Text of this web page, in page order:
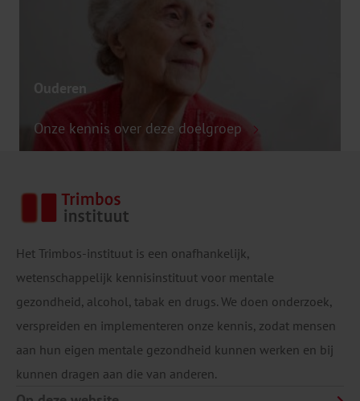
Ouderen
Onze kennis over deze doelgroep
Het Trimbos-instituut is een onafhankelijk,
wetenschappelijk kennisinstituut voor mentale
gezondheid, alcohol, tabak en drugs. We doen onderzoek,
verspreiden en implementeren onze kennis, zodat mensen
aan hun eigen mentale gezondheid kunnen werken en bij
kunnen dragen aan die van anderen.